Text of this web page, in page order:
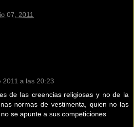
07, 2011
2011 a las 20:23
de las creencias religiosas y no de la
normas de vestimenta, quien no las
se apunte a sus competiciones